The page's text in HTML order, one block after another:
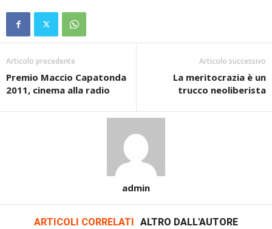
Articolo precedente
Premio Maccio Capatonda
2011, cinema alla radio
Articolo successivo
La meritocrazia è un
trucco neoliberista
admin
ARTICOLI CORRELATI ALTRO DALL'AUTORE